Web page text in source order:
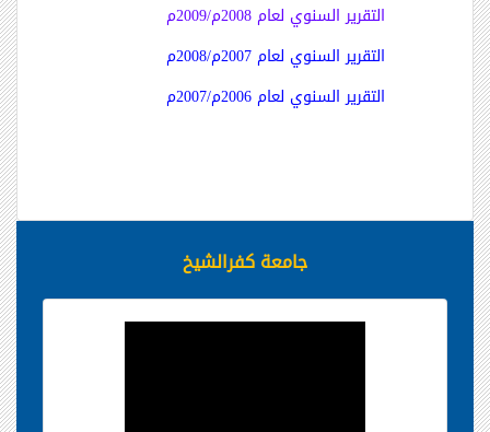
التقرير السنوي لعام 2008م/2009م
التقرير السنوي لعام 2007م/2008م
التقرير السنوي لعام 2006م/2007م
جامعة كفرالشيخ